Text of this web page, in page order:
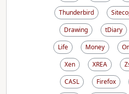
Thunderbird
Drawing
tDiary
Life
Money
Xen
XREA
CASL
Firefox